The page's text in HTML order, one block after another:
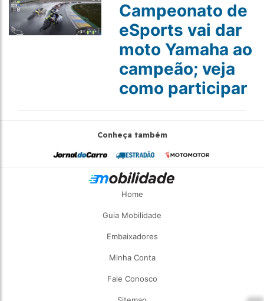
Campeonato de
eSports vai dar
moto Yamaha ao
campeão; veja
como participar
Conheça também
Home
Guia Mobilidade
Embaixadores
Minha Conta
Fale Conosco